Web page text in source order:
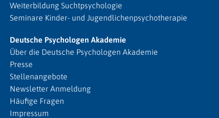
Weiterbildung Suchtpsychologie
Seminare Kinder- und Jugendlichenpsychotherapie
Deutsche Psychologen Akademie
Über die Deutsche Psychologen Akademie
Presse
Stellenangebote
Newsletter Anmeldung
Häufige Fragen
Impressum